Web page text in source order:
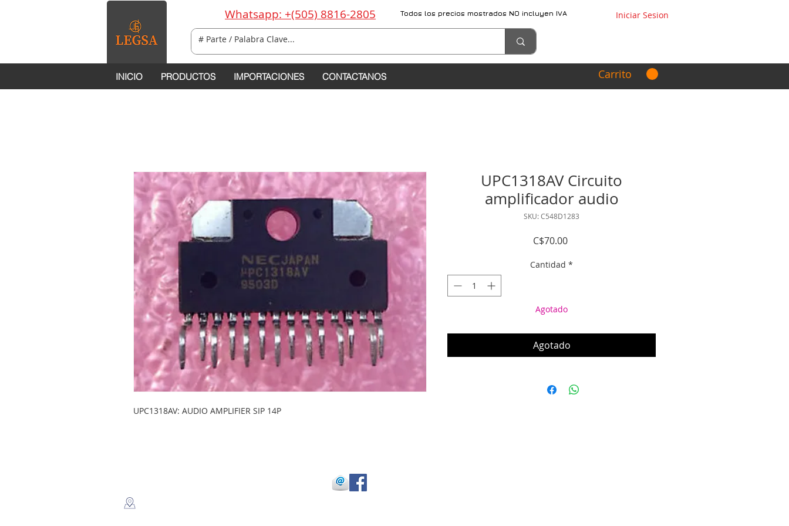
Whatsapp: +(505) 8816-2805 Todos los precios mostrados NO incluyen IVA Iniciar Sesion
INICIO PRODUCTOS IMPORTACIONES CONTACTANOS Carrito
UPC1318AV: AUDIO AMPLIFIER SIP 14P
UPC1318AV Circuito
amplificador audio
SKU: C548D1283
C$70.00Precio
Cantidad *
Agotado
Agotado